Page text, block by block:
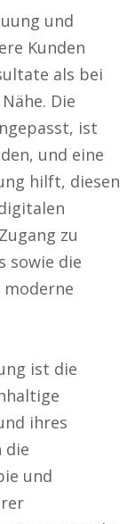
und
Kunden
als bei
Die
ist
und eine
hilft, diesen
zu
sowie die
ist die
ihres
die
und